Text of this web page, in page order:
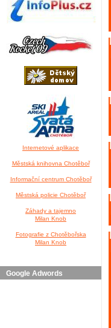
Internetové aplikace
Městská knihovna Chotěboř
Informační centrum Chotěboř
Městská policie Chotěboř
Záhady a tajemno
Milan Knob
Fotografie z Chotěbořska
Milan Knob
Google Adwords